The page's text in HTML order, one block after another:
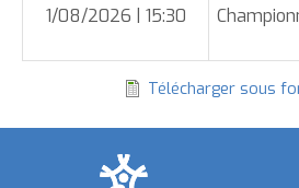
par
décroissant
1/08/2026 | 15:30
Télécharger sous